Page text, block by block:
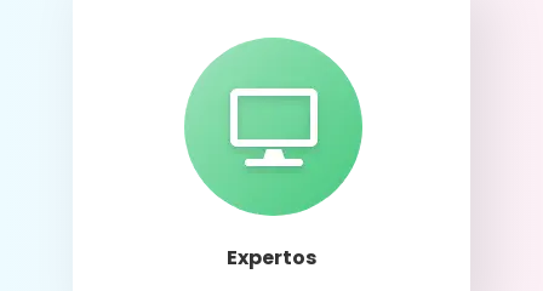
Expertos